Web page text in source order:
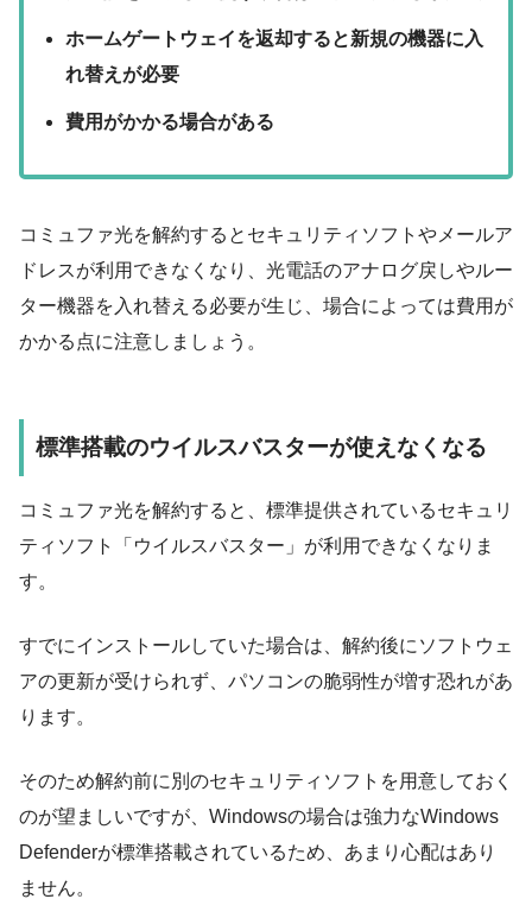
ホームゲートウェイを返却すると新規の機器に入
れ替えが必要
費用がかかる場合がある
コミュファ光を解約するとセキュリティソフトやメールア
ドレスが利用できなくなり、光電話のアナログ戻しやルー
ター機器を入れ替える必要が生じ、場合によっては費用が
かかる点に注意しましょう。
標準搭載のウイルスバスターが使えなくなる
コミュファ光を解約すると、標準提供されているセキュリ
ティソフト「ウイルスバスター」が利用できなくなりま
す。
すでにインストールしていた場合は、解約後にソフトウェ
アの更新が受けられず、パソコンの脆弱性が増す恐れがあ
ります。
そのため解約前に別のセキュリティソフトを用意しておく
のが望ましいですが、Windowsの場合は強力なWindows
Defenderが標準搭載されているため、あまり心配はあり
ません。